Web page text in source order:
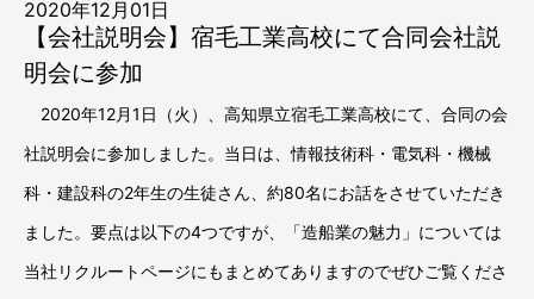
2020年12月01日
【会社説明会】宿毛工業高校にて合同会社説
明会に参加
2020年12月1日（火）、高知県立宿毛工業高校にて、合同の会
社説明会に参加しました。当日は、情報技術科・電気科・機械
科・建設科の2年生の生徒さん、約80名にお話をさせていただき
ました。要点は以下の4つですが、「造船業の魅力」については
当社リクルートページにもまとめてありますのでぜひご覧くださ